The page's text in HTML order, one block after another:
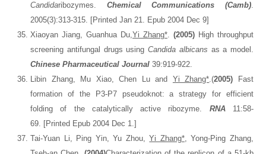
Candidaribozymes. Chemical Communications (Camb).
2005(3):313-315. [Printed Jan 21. Epub 2004 Dec 9]
Xiaoyan Jiang, Guanhua Du,Yi Zhang*. (2005) High throughput
screening antifungal drugs using Candida albicans as a model.
Chinese Pharmaceutical Journal 39:919-922.
Libin Zhang, Mu Xiao, Chen Lu and Yi Zhang*.(2005) Fast
formation of the P3-P7 pseudoknot: a strategy for efficient
folding of the catalytically active ribozyme. RNA11:58-
69. [Printed Epub 2004 Dec 1.]
Tai-Yuan Li, Ping Yin, Yu Zhou,Yi Zhang*, Yong-Ping Zhang,